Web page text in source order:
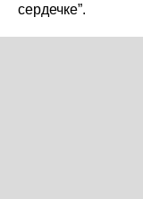
сердечке”.